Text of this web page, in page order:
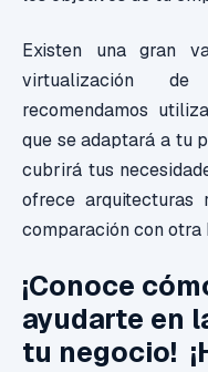
Existen una gran
virtualización
recomendamos
que se adaptará a tu
cubrirá tus
ofrece
comparación con
¡Conoce
ayudarte en
tu negocio!